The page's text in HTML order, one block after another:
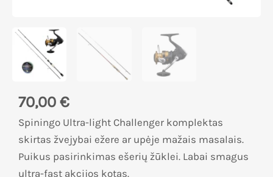
70,00 €
Spiningo Ultra-light Challenger komplektas
skirtas žvejybai ežere ar upėje mažais masalais.
Puikus pasirinkimas ešerių žūklei. Labai smagus
ultra-fast akcijos kotas.